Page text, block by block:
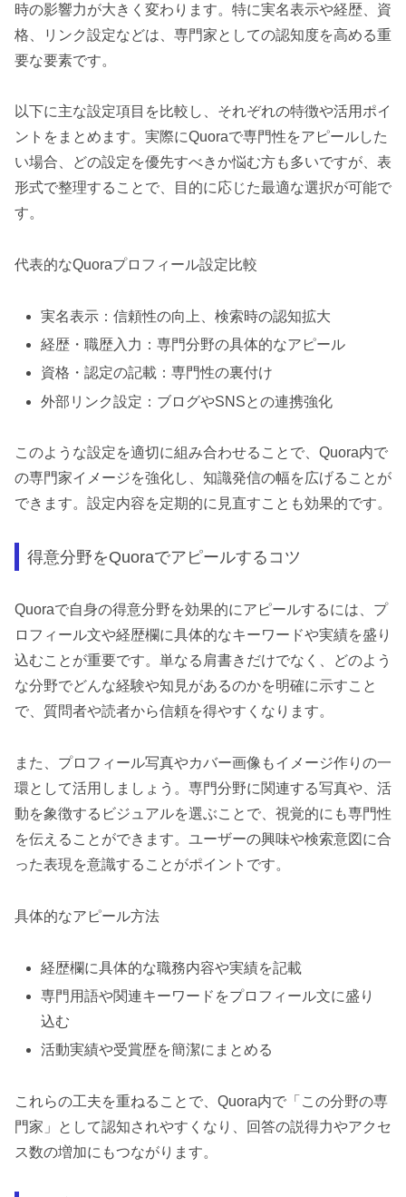
時の影響力が大きく変わります。特に実名表示や経歴、資
格、リンク設定などは、専門家としての認知度を高める重
要な要素です。
以下に主な設定項目を比較し、それぞれの特徴や活用ポイ
ントをまとめます。実際にQuoraで専門性をアピールした
い場合、どの設定を優先すべきか悩む方も多いですが、表
形式で整理することで、目的に応じた最適な選択が可能で
す。
代表的なQuoraプロフィール設定比較
実名表示：信頼性の向上、検索時の認知拡大
経歴・職歴入力：専門分野の具体的なアピール
資格・認定の記載：専門性の裏付け
外部リンク設定：ブログやSNSとの連携強化
このような設定を適切に組み合わせることで、Quora内で
の専門家イメージを強化し、知識発信の幅を広げることが
できます。設定内容を定期的に見直すことも効果的です。
得意分野をQuoraでアピールするコツ
Quoraで自身の得意分野を効果的にアピールするには、プ
ロフィール文や経歴欄に具体的なキーワードや実績を盛り
込むことが重要です。単なる肩書きだけでなく、どのよう
な分野でどんな経験や知見があるのかを明確に示すこと
で、質問者や読者から信頼を得やすくなります。
また、プロフィール写真やカバー画像もイメージ作りの一
環として活用しましょう。専門分野に関連する写真や、活
動を象徴するビジュアルを選ぶことで、視覚的にも専門性
を伝えることができます。ユーザーの興味や検索意図に合
った表現を意識することがポイントです。
具体的なアピール方法
経歴欄に具体的な職務内容や実績を記載
専門用語や関連キーワードをプロフィール文に盛り
込む
活動実績や受賞歴を簡潔にまとめる
これらの工夫を重ねることで、Quora内で「この分野の専
門家」として認知されやすくなり、回答の説得力やアクセ
ス数の増加にもつながります。